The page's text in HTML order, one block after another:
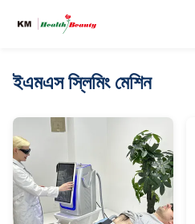
ইএমএস স্লিমিং মেশিন